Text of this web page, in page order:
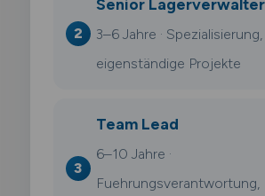
3–6 Jahre · Spezialisierung,
eigenständige Projekte
Team Lead
6–10 Jahre ·
Fuehrungsverantwortung,